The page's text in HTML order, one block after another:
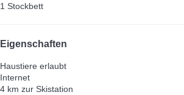
1 Stockbett
Eigenschaften
Haustiere erlaubt
Internet
4 km zur Skistation